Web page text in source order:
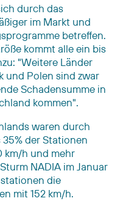
durch das
im Markt und
betreffen.
kommt alle ein bis
"Weitere Länder
und Polen sind zwar
Schadensumme in
kommen".
waren durch
der Stationen
km/h und mehr
NADIA im Januar
die
mit 152 km/h.